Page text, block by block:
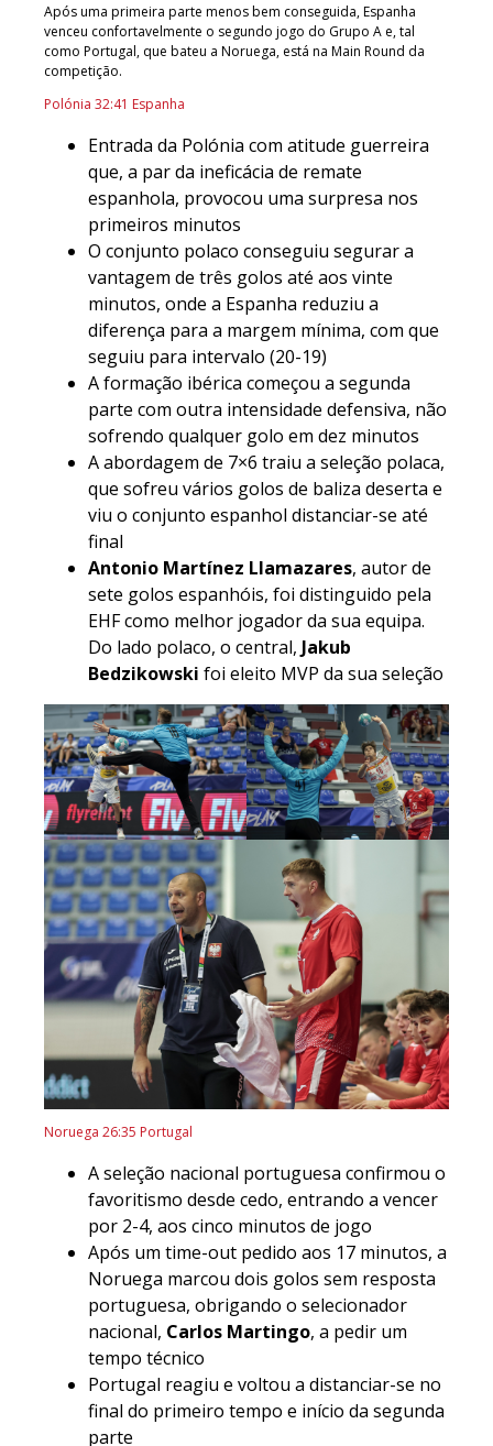
Após uma primeira parte menos bem conseguida, Espanha
venceu confortavelmente o segundo jogo do Grupo A e, tal
como Portugal, que bateu a Noruega, está na Main Round da
competição.
Polónia 32:41 Espanha
Entrada da Polónia com atitude guerreira
que, a par da ineficácia de remate
espanhola, provocou uma surpresa nos
primeiros minutos
O conjunto polaco conseguiu segurar a
vantagem de três golos até aos vinte
minutos, onde a Espanha reduziu a
diferença para a margem mínima, com que
seguiu para intervalo (20-19)
A formação ibérica começou a segunda
parte com outra intensidade defensiva, não
sofrendo qualquer golo em dez minutos
A abordagem de 7×6 traiu a seleção polaca,
que sofreu vários golos de baliza deserta e
viu o conjunto espanhol distanciar-se até
final
Antonio Martínez Llamazares, autor de
sete golos espanhóis, foi distinguido pela
EHF como melhor jogador da sua equipa.
Do lado polaco, o central, Jakub
Bedzikowski foi eleito MVP da sua seleção
Noruega 26:35 Portugal
A seleção nacional portuguesa confirmou o
favoritismo desde cedo, entrando a vencer
por 2-4, aos cinco minutos de jogo
Após um time-out pedido aos 17 minutos, a
Noruega marcou dois golos sem resposta
portuguesa, obrigando o selecionador
nacional, Carlos Martingo, a pedir um
tempo técnico
Portugal reagiu e voltou a distanciar-se no
final do primeiro tempo e início da segunda
parte